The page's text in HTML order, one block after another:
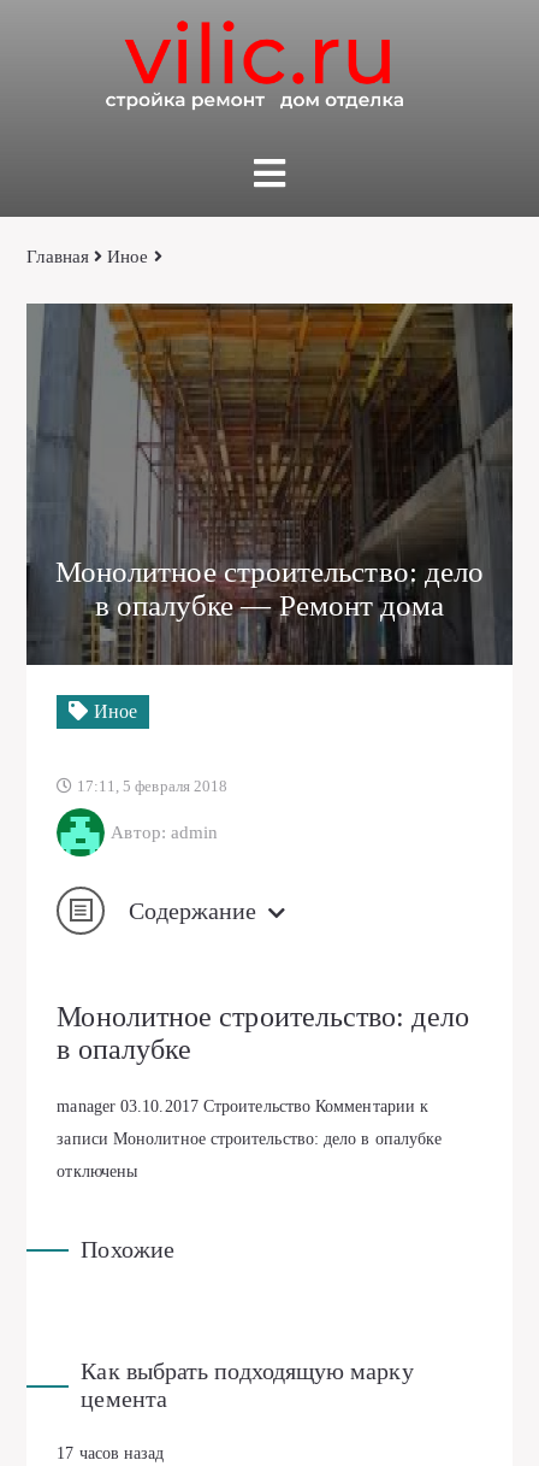
Главная Иное
Монолитное строительство: дело
в опалубке — Ремонт дома
Иное
17:11, 5 февраля 2018
Автор: admin
Содержание
Монолитное строительство: дело
в опалубке
manager03.10.2017 Строительство Комментариик
записи Монолитное строительство: дело в опалубке
отключены
Похожие
Как выбрать подходящую марку
цемента
17 часов назад